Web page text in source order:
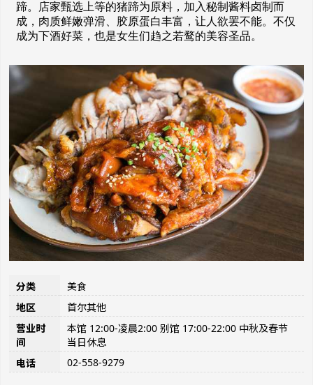
蹄。店家甄选上等的猪蹄为原料，加入秘制酱料卤制而
成，肉质鲜嫩弹滑、胶原蛋白丰富，让人欲罢不能。不仅
成为下酒好菜，也是女生们趋之若鹜的美容圣品。
分类
美食
地区
首尔其他
营业时
间
本馆 12:00-凌晨2:00 别馆 17:00-22:00 中秋及春节
当日休息
电话
02-558-9279